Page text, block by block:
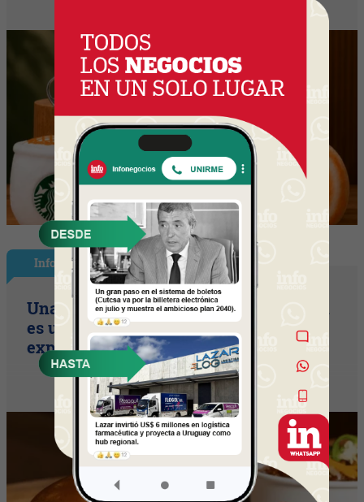
InfoNegocios Miami
Una compañía de seguros, que también
es una cadena de hamburguesería (la
expansión temática en Miami)